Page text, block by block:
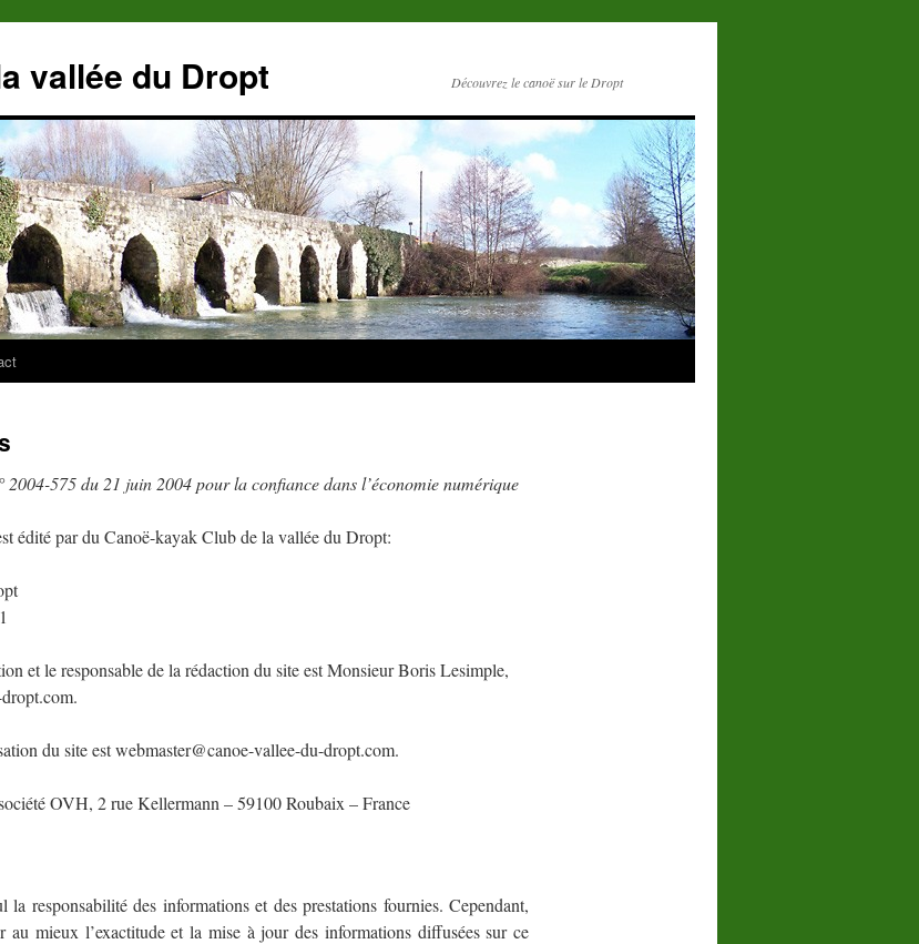
vallée du Dropt Découvrez le canoë sur le Dropt
2004-575 du 21 juin 2004 pour la confiance dans l’économie numérique
édité par du Canoë-kayak Club de la vallée du Dropt:
et le responsable de la rédaction du site est Monsieur Boris Lesimple,
du site est webmaster@canoe-vallee-du-dropt.com.
OVH, 2 rue Kellermann – 59100 Roubaix – France
la responsabilité des informations et des prestations fournies. Cependant,
au mieux l’exactitude et la mise à jour des informations diffusées sur ce